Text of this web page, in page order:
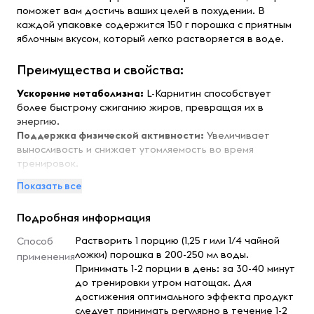
поможет вам достичь ваших целей в похудении. В
каждой упаковке содержится 150 г порошка с приятным
яблочным вкусом, который легко растворяется в воде.
Преимущества и свойства:
Ускорение метаболизма: L-Карнитин способствует
более быстрому сжиганию жиров, превращая их в
энергию.
Поддержка физической активности: Увеличивает
выносливость и снижает утомляемость во время
тренировок.
стремится уменьшить процент жира в организме.
обмена веществ и поддержанию нормального уровня
Приятный вкус: Яблочный вкус делает употребление
порошка приятным и легким.
Особенности:
Показать все
Подробная информация
Способ
применения
Растворить 1 порцию (1,25 г или 1/4 чайной
ложки) порошка в 200-250 мл воды.
Принимать 1-2 порции в день: за 30-40 минут
до тренировки утром натощак. Для
достижения оптимального эффекта продукт
следует принимать регулярно в течение 1-2